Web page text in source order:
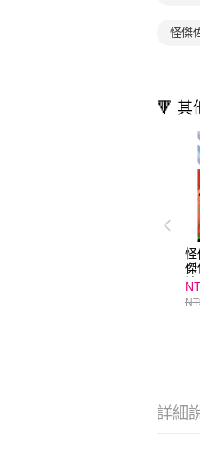
怪傑
🔻 其
怪
傑
法
詳細